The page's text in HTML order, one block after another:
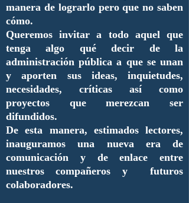
manera de lograrlo pero que no saben
cómo.
Queremos invitar a todo aquel que
tenga algo qué decir de la
administración pública a que se unan
y aporten sus ideas, inquietudes,
necesidades, críticas así como
proyectos que merezcan ser
difundidos.
De esta manera, estimados lectores,
inauguramos una nueva era de
comunicación y de enlace entre
nuestros compañeros y futuros
colaboradores.